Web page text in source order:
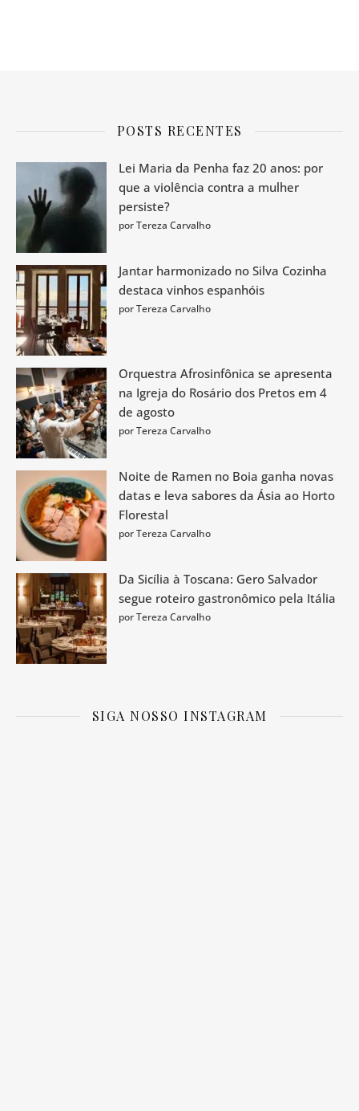
POSTS RECENTES
Lei Maria da Penha faz 20 anos: por
que a violência contra a mulher
persiste?
por Tereza Carvalho
Jantar harmonizado no Silva Cozinha
destaca vinhos espanhóis
por Tereza Carvalho
Orquestra Afrosinfônica se apresenta
na Igreja do Rosário dos Pretos em 4
de agosto
por Tereza Carvalho
Noite de Ramen no Boia ganha novas
datas e leva sabores da Ásia ao Horto
Florestal
por Tereza Carvalho
Da Sicília à Toscana: Gero Salvador
segue roteiro gastronômico pela Itália
por Tereza Carvalho
SIGA NOSSO INSTAGRAM